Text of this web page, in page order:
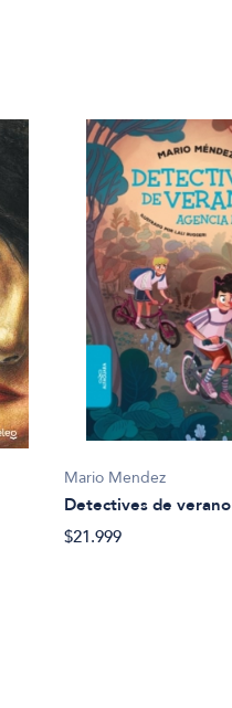
Mario Mendez
Detectives de verano
$21.999